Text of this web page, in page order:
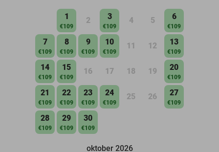
1
€109
2 3
€109
4 5 6
€109
7
€109
8
€109
9
€109
10
€109
11 12 13
€109
14
€109
15
€109
16 17 18 19 20
€109
21
€109
22
€109
23
€109
24
€109
25 26 27
€109
28
€109
29
€109
30
€109
oktober 2026